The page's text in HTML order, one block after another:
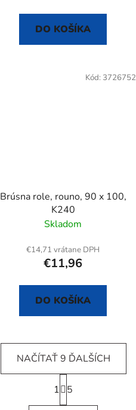
DO KOŠÍKA
Brúsna role, rouno, 90 x 100,
K240
Skladom
€14,71 vrátane DPH
€11,96
DO KOŠÍKA
Kód: 3726752
O
NAČÍTAŤ 9 ĎALŠÍCH
S
t
r
1 5